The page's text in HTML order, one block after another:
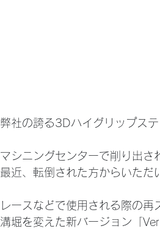
弊社の誇る3Dハイグリップステ
マシニングセンターで削り出さ
最近、転倒された方からいただ
レースなどで使用される際の再
溝堀を変えた新バージョン「